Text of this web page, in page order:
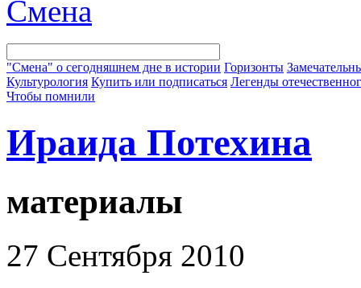
"Смена" о сегодняшнем дне в истории Горизонты
Культурология Купить или подписаться Легенды
Чтобы помнили
Ираида Потехина
материалы
27 Сентября 2010